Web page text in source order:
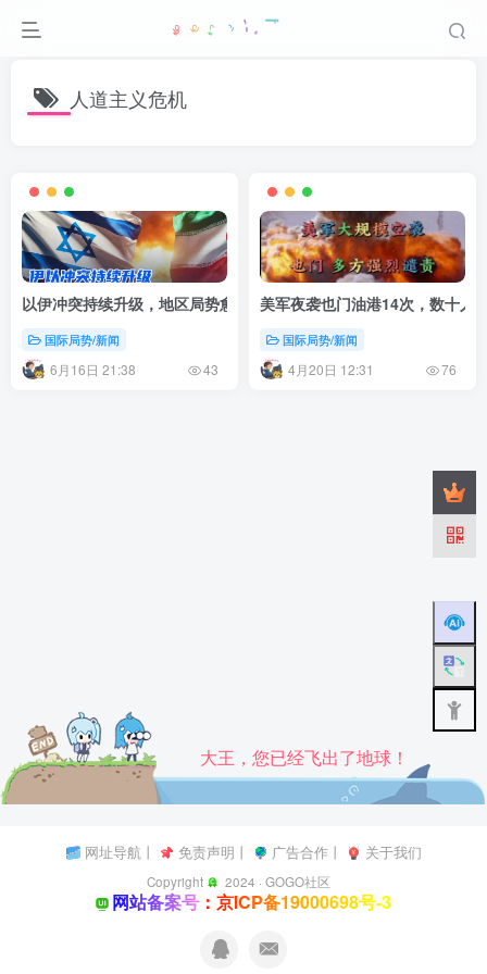
人道主义危机
以伊冲突持续升级，地区局势愈发紧张
国际局势/新闻
6月16日 21:38 43
美军夜袭也门油港14次，数十人
国际局势/新闻
4月20日 12:31 76
大王，您已经飞出了地球！
网址导航 丨 免责声明 丨 广告合作丨 关于我们
Copyright 2024 ·GOGO社区
网站备案号：京ICP备19000698号-3